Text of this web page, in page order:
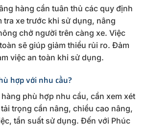
hàng cần tuân thủ các quy định
tra xe trước khi sử dụng, nâng
chở người trên càng xe. Việc
sẽ giúp giảm thiểu rủi ro. Đảm
việc an toàn khi sử dụng.
hợp với nhu cầu?
phù hợp nhu cầu, cần xem xét
trọng cần nâng, chiều cao nâng,
tần suất sử dụng. Đến với Phúc